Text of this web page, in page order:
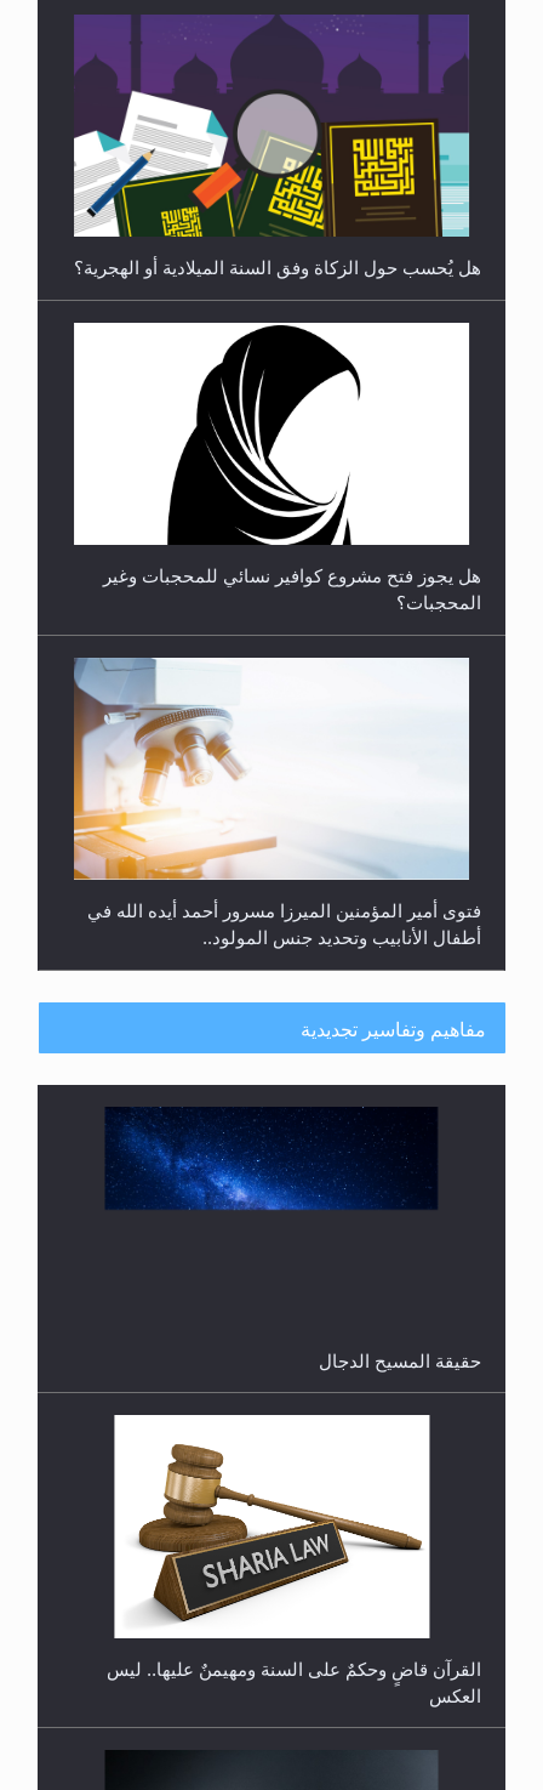
رأيٌ في لغة المسيح الموعود عليه السلام ..«3» نظرة
في شعر المسيح الموعود عليه السلام.....
**الحصن الحصين من وساوس المعارضين ...**...
هل يُحسب حول الزكاة وفق السنة الميلادية أو الهجرية؟
هل يجوز فتح مشروع كوافير نسائي للمحجبات وغير
المحجبات؟
فتوى أمير المؤمنين الميرزا مسرور أحمد أيده الله في
أطفال الأنابيب وتحديد جنس المولود..
هل تعتبر الأشفار الاصطناعية (الرموش الاصطناعية)
والأظافر البلاستيكية وطلاء الأظافر حاجبا للوضوء وهل
يُسمح الصلاة بها؟
مفاهيم وتفاسير تجديدية
حقيقة المسيح الدجال
القرآن قاضٍ وحكمٌ على السنة ومهيمنٌ عليها.. ليس
العكس